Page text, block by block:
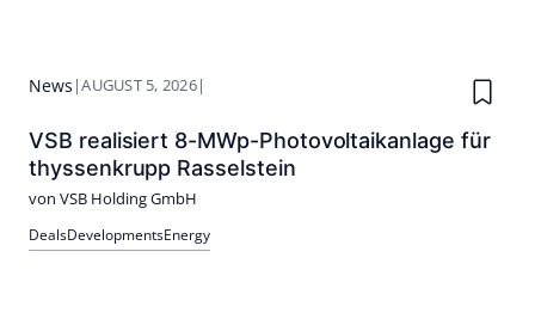
News |AUGUST 5, 2026|
VSB realisiert 8-MWp-Photovoltaikanlage für
thyssenkrupp Rasselstein
von VSB Holding GmbH
DealsDevelopmentsEnergy